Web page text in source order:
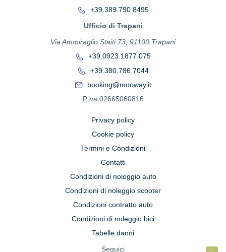
+39.389.790.8495
Ufficio di Trapani
Via Ammiraglio Staiti 73, 91100 Trapani
+39.0923.1877.075
+39.380.786.7044
booking@mooway.it
P.iva 02665060816
Privacy policy
Cookie policy
Termini e Condizioni
Contatti
Condizioni di noleggio auto
Condizioni di noleggio scooter
Condizioni contratto auto
Condizioni di noleggio bici
Tabelle danni
Seguici